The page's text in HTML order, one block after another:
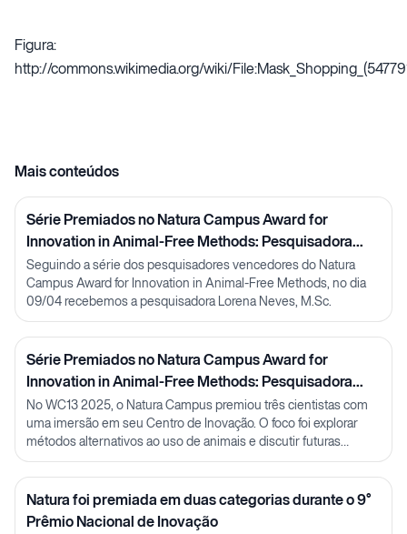
Figura:
http://commons.wikimedia.org/wiki/
Mais conteúdos
Série Premiados no Natura Campus Award for
Innovation in Animal-Free Methods: Pesquisadora
Lorena Neves
Seguindo a série dos pesquisadores vencedores do Natura
Campus Award for Innovation in Animal-Free Methods, no dia
09/04 recebemos a pesquisadora Lorena Neves, M.Sc.
Série Premiados no Natura Campus Award for
Innovation in Animal-Free Methods: Pesquisadora
Julia Carnelós
No WC13 2025, o Natura Campus premiou três cientistas com
uma imersão em seu Centro de Inovação. O foco foi explorar
métodos alternativos ao uso de animais e discutir futuras
parcerias em P&D.
Natura foi premiada em duas categorias durante o 9°
Prêmio Nacional de Inovação